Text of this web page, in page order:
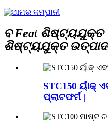
ବ Feat ଶିଷ୍ଟ୍ୟଯୁକ୍ତ
ଶିଷ୍ଟ୍ୟଯୁକ୍ତ
STC150 ର୍ୟାକ୍
ପ୍ଲାଟଫର୍ମ |